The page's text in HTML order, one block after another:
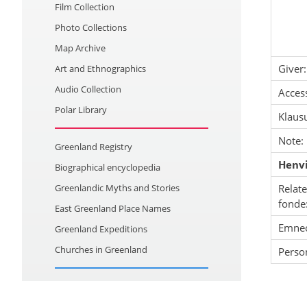
Film Collection
Photo Collections
Map Archive
Art and Ethnographics
Audio Collection
Polar Library
Greenland Registry
Biographical encyclopedia
Greenlandic Myths and Stories
East Greenland Place Names
Greenland Expeditions
Churches in Greenland
Giver:
Note: